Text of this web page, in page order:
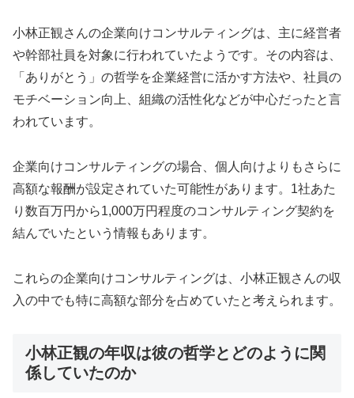
小林正観さんの企業向けコンサルティングは、主に経営者
や幹部社員を対象に行われていたようです。その内容は、
「ありがとう」の哲学を企業経営に活かす方法や、社員の
モチベーション向上、組織の活性化などが中心だったと言
われています。
企業向けコンサルティングの場合、個人向けよりもさらに
高額な報酬が設定されていた可能性があります。1社あた
り数百万円から1,000万円程度のコンサルティング契約を
結んでいたという情報もあります。
これらの企業向けコンサルティングは、小林正観さんの収
入の中でも特に高額な部分を占めていたと考えられます。
小林正観の年収は彼の哲学とどのように関
係していたのか